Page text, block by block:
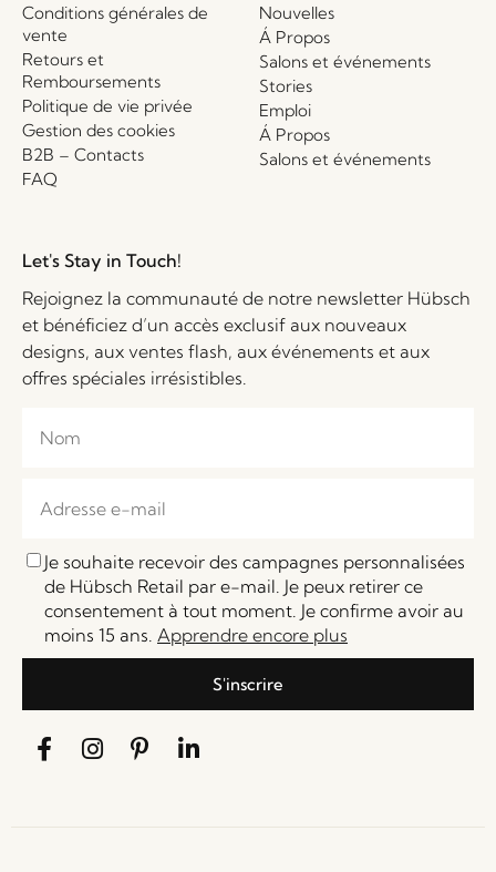
Conditions générales de
vente
Retours et
Remboursements
Politique de vie privée
Gestion des cookies
B2B – Contacts
FAQ
Nouvelles
Á Propos
Salons et événements
Stories
Emploi
Á Propos
Salons et événements
Let's Stay in Touch!
Rejoignez la communauté de notre newsletter Hübsch
et bénéficiez d’un accès exclusif aux nouveaux
designs, aux ventes flash, aux événements et aux
offres spéciales irrésistibles.
Je souhaite recevoir des campagnes personnalisées
de Hübsch Retail par e-mail. Je peux retirer ce
consentement à tout moment. Je confirme avoir au
moins 15 ans. Apprendre encore plus
S'inscrire